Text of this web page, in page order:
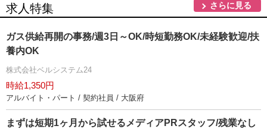
求人特集 さらに見る
ガス供給再開の事務/週3日～OK/時短勤務OK/未経験歓迎/扶
養内OK
株式会社ベルシステム24
時給1,350円
アルバイト・パート / 契約社員 / 大阪府
まずは短期1ヶ月から試せるメディアPRスタッフ/残業なし